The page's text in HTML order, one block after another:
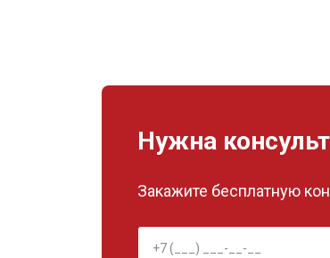
Нужна
Закажите бесплатную